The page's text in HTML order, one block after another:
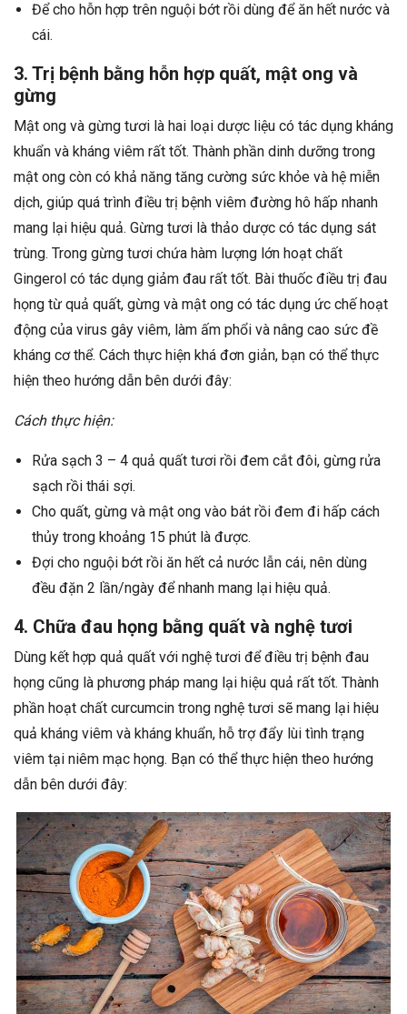
Để cho hỗn hợp trên nguội bớt rồi dùng để ăn hết nước và
cái.
3. Trị bệnh bằng hỗn hợp quất, mật ong và
gừng
Mật ong và gừng tươi là hai loại dược liệu có tác dụng kháng
khuẩn và kháng viêm rất tốt. Thành phần dinh dưỡng trong
mật ong còn có khả năng tăng cường sức khỏe và hệ miễn
dịch, giúp quá trình điều trị bệnh viêm đường hô hấp nhanh
mang lại hiệu quả. Gừng tươi là thảo dược có tác dụng sát
trùng. Trong gừng tươi chứa hàm lượng lớn hoạt chất
Gingerol có tác dụng giảm đau rất tốt. Bài thuốc điều trị đau
họng từ quả quất, gừng và mật ong có tác dụng ức chế hoạt
động của virus gây viêm, làm ấm phổi và nâng cao sức đề
kháng cơ thể. Cách thực hiện khá đơn giản, bạn có thể thực
hiện theo hướng dẫn bên dưới đây:
Cách thực hiện:
Rửa sạch 3 – 4 quả quất tươi rồi đem cắt đôi, gừng rửa
sạch rồi thái sợi.
Cho quất, gừng và mật ong vào bát rồi đem đi hấp cách
thủy trong khoảng 15 phút là được.
Đợi cho nguội bớt rồi ăn hết cả nước lẫn cái, nên dùng
đều đặn 2 lần/ngày để nhanh mang lại hiệu quả.
4. Chữa đau họng bằng quất và nghệ tươi
Dùng kết hợp quả quất với nghệ tươi để điều trị bệnh đau
họng cũng là phương pháp mang lại hiệu quả rất tốt. Thành
phần hoạt chất curcumcin trong nghệ tươi sẽ mang lại hiệu
quả kháng viêm và kháng khuẩn, hỗ trợ đẩy lùi tình trạng
viêm tại niêm mạc họng. Bạn có thể thực hiện theo hướng
dẫn bên dưới đây: